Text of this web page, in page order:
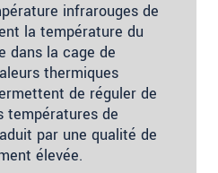
infrarouges de
la température du
dans la cage de
thermiques
de réguler de
températures de
par une qualité de
élevée.